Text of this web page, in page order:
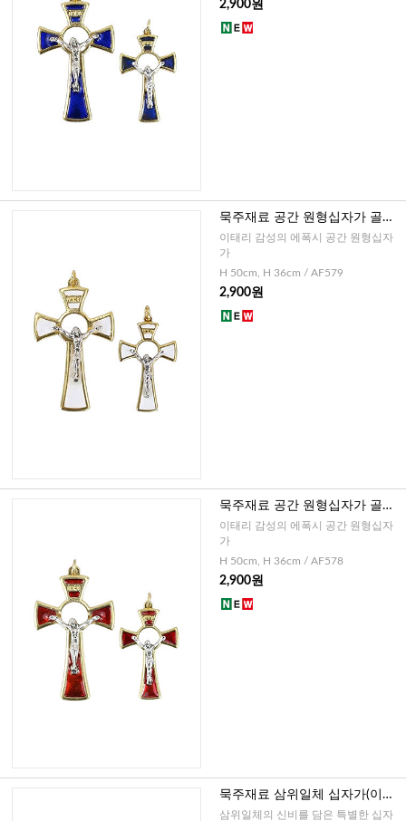
2,900원
묵주재료 공간 원형십자가 골드
화이트(이태리)-대,소
이태리 감성의 에폭시 공간 원형십자
가
H 50cm, H 36cm / AF579
2,900원
묵주재료 공간 원형십자가 골드
레드(이태리)-대,소
이태리 감성의 에폭시 공간 원형십자
가
H 50cm, H 36cm / AF578
2,900원
묵주재료 삼위일체 십자가(이태
리)-대,중,소
삼위일체의 신비를 담은 특별한 십자